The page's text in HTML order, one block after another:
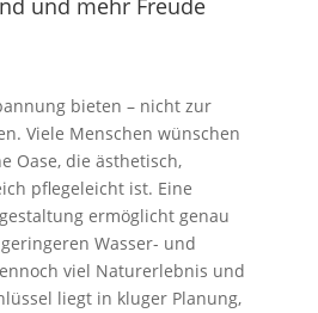
und mehr Freude
bieten – nicht zur
Viele Menschen wünschen
Oase, die ästhetisch,
pflegeleicht ist. Eine
ermöglicht genau
Wasser- und
viel Naturerlebnis und
liegt in kluger Planung,